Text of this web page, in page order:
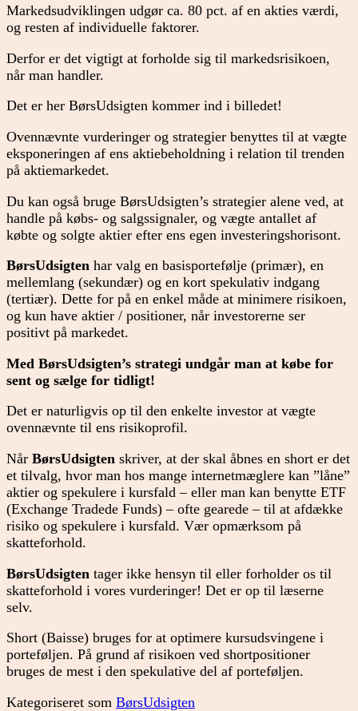
Markedsudviklingen udgør ca. 80 pct. af en akties værdi,
og resten af individuelle faktorer.
Derfor er det vigtigt at forholde sig til markedsrisikoen,
når man handler.
Det er her BørsUdsigten kommer ind i billedet!
Ovennævnte vurderinger og strategier benyttes til at vægte
eksponeringen af ens aktiebeholdning i relation til trenden
på aktiemarkedet.
Du kan også bruge BørsUdsigten’s strategier alene ved, at
handle på købs- og salgssignaler, og vægte antallet af
købte og solgte aktier efter ens egen investeringshorisont.
BørsUdsigten har valg en basisportefølje (primær), en
mellemlang (sekundær) og en kort spekulativ indgang
(tertiær). Dette for på en enkel måde at minimere risikoen,
og kun have aktier / positioner, når investorerne ser
positivt på markedet.
Med BørsUdsigten’s strategi undgår man at købe for
sent og sælge for tidligt!
Det er naturligvis op til den enkelte investor at vægte
ovennævnte til ens risikoprofil.
Når BørsUdsigten skriver, at der skal åbnes en short er det
et tilvalg, hvor man hos mange internetmæglere kan ”låne”
aktier og spekulere i kursfald – eller man kan benytte ETF
(Exchange Tradede Funds) – ofte gearede – til at afdække
risiko og spekulere i kursfald. Vær opmærksom på
skatteforhold.
BørsUdsigten tager ikke hensyn til eller forholder os til
skatteforhold i vores vurderinger! Det er op til læserne
selv.
Short (Baisse) bruges for at optimere kursudsvingene i
porteføljen. På grund af risikoen ved shortpositioner
bruges de mest i den spekulative del af porteføljen.
Kategoriseret som BørsUdsigten